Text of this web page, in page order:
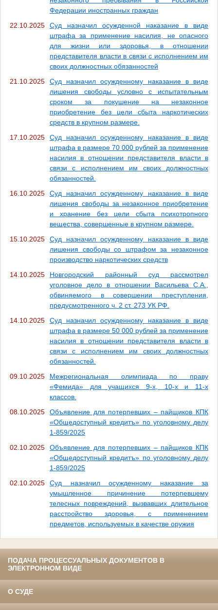
Федерации иностранных граждан
22.10.2025
Суд назначил осужденной наказание в виде
штрафа за применение насилия, не опасного
для жизни или здоровья, в отношении
представителя власти в связи с исполнением им
своих должностных обязанностей
21.10.2025
Суд назначил осужденному наказание в виде
лишения свободы условно с испытательным
сроком за покушение на незаконное
приобретение без цели сбыта наркотических
средств в крупном размере.
17.10.2025
Суд назначил осужденному наказание в виде
штрафа в размере 70 000 рублей за применение
насилия в отношении представителя власти в
связи с исполнением им своих должностных
обязанностей.
16.10.2025
Суд назначил осужденному наказание в виде
лишения свободы за незаконное приобретение
и хранение без цели сбыта психотропного
вещества, совершенные в крупном размере.
15.10.2025
Суд назначил осужденному наказание в виде
лишения свободы со штрафом за незаконное
производство наркотических средств
14.10.2025
Новгородский районный суд рассмотрел
уголовное дело в отношении Васильева С.А.,
обвиняемого в совершении преступления,
предусмотренного ч. 2 ст. 273 УК РФ.
14.10.2025
Суд назначил осужденному наказание в виде
штрафа в размере 50 000 рублей за применение
насилия в отношении представителя власти в
связи с исполнением им своих должностных
обязанностей.
09.10.2025
Межрегиональная олимпиада по праву
«Фемида» для учащихся 9-х, 10-х и 11-х
классов.
08.10.2025
Объявление для потерпевших – пайщиков КПК
«Общедоступный кредитъ» по уголовному делу
1-859/2025
02.10.2025
Объявление для потерпевших – пайщиков КПК
«Общедоступный кредитъ» по уголовному делу
1-859/2025
02.10.2025
Суд назначил осужденному наказание за
умышленное причинение потерпевшему
телесных повреждений, вызвавших длительное
расстройство здоровья, с применением
предметов, используемых в качестве оружия
ПОДАЧА ПРОЦЕССУАЛЬНЫХ ДОКУМЕНТОВ В
ЭЛЕКТРОННОМ ВИДЕ
О СУДЕ